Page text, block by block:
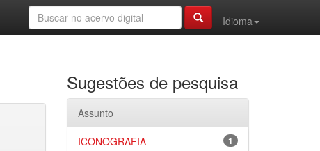
Idioma
Sugestões de pesquisa
Assunto
1
ICONOGRAFIA